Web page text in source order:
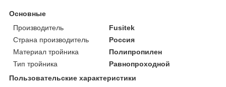
Основные
Производитель
Fusitek
Страна производитель
Россия
Материал тройника
Полипропилен
Тип тройника
Равнопроходной
Пользовательские характеристики